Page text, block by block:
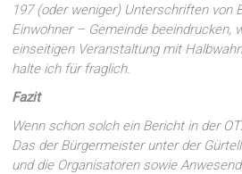
197 (oder weniger) Unterschriften von
Einwohner – Gemeinde beeindrucken,
einseitigen Veranstaltung mit
halte ich für fraglich.
Fazit
Wenn schon solch ein Bericht in der
Das der Bürgermeister unter der
und die Organisatoren sowie